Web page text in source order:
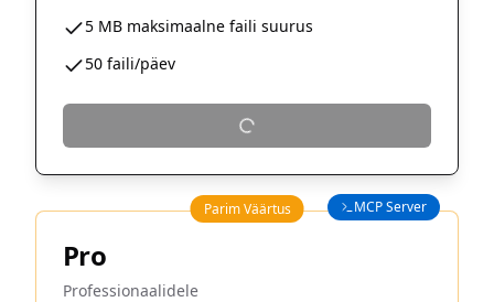
5 MB maksimaalne faili suurus
50 faili/päev
Parim Väärtus MCP Server
Pro
Professionaalidele